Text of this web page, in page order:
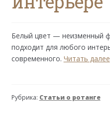
Белый цвет — неизменный
подходит для любого
современного. Читать далее
Рубрика: Статьи о ротанге